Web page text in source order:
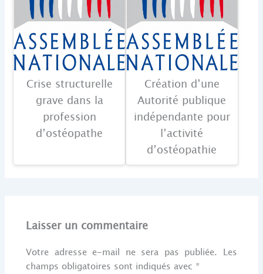
Crise structurelle
grave dans la
profession
d’ostéopathe
Création d’une
Autorité publique
indépendante pour
l’activité
d’ostéopathie
Laisser un commentaire
Votre adresse e-mail ne sera pas publiée. Les
champs obligatoires sont indiqués avec *